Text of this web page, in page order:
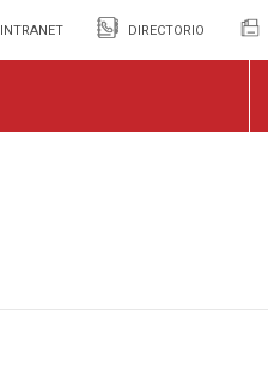
INTRANET DIRECTORIO